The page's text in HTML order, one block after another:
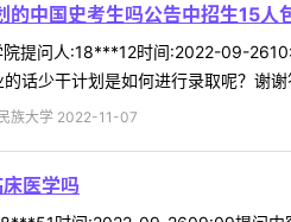
的中国史考生吗公告中招生15人
提问人:18***12时间:2022-09-
话少干计划是如何进行录取呢？谢
族大学 2022-11-07
医学吗